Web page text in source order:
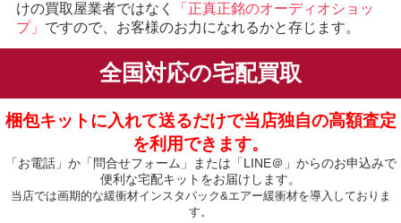
けの買取屋業者ではなく
「正真正銘のオーディオショッ
プ」 ですので、お客様のお力になれるかと存じます。
全国対応の宅配買取
梱包キットに入れて送るだけで当店独自の高額査定
を利用できます。
「お電話」か「問合せフォーム」または「LINE＠」からのお申込みで
便利な宅配キットをお届けします。
当店では画期的な緩衝材インスタパック&エアー緩衝材を導入しておりま
す。